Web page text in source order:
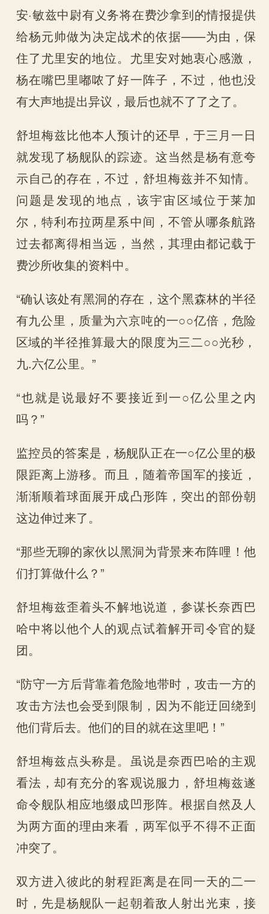
安·敏兹中尉有义务将在费沙拿到的情报提供
给杨元帅做为决定战术的依据——为由，保
住了尤里安的地位。尤里安对她衷心感激，
杨在嘴巴里嘟哝了好一阵子，不过，他也没
有大声地提出异议，最后也就不了了之了。
舒坦梅兹比他本人预计的还早，于三月一日
就发现了杨舰队的踪迹。这当然是杨有意夸
示自己的存在，不过，舒坦梅兹并不知情。
问题是发现的地点，该宇宙区域位于莱加
尔，特利布拉两星系中间，不管从哪条航路
过去都离得相当远，当然，其理由都记载于
费沙所收集的资料中。
“确认该处有黑洞的存在，这个黑森林的半径
有九公里，质量为六京吨的一○○亿倍，危险
区域的半径推算最大的限度为三二○○光秒，
九.六亿公里。”
“也就是说最好不要接近到一○亿公里之内
吗？”
监控员的答案是，杨舰队正在一○亿公里的极
限距离上游移。而且，随着帝国军的接近，
渐渐顺着球面展开成凸形阵，突出的部份朝
这边伸过来了。
“那些无聊的家伙以黑洞为背景来布阵哩！他
们打算做什么？”
舒坦梅兹歪着头不解地说道，参谋长奈西巴
哈中将以他个人的观点试着解开司令官的疑
团。
“防守一方后背靠着危险地带时，攻击一方的
攻击方法也会受到限制，因为不能迂回绕到
他们背后去。他们的目的就在这里吧！”
舒坦梅兹点头称是。虽说是奈西巴哈的主观
看法，却有充分的客观说服力，舒坦梅兹遂
命令舰队相应地缀成凹形阵。根据自然及人
为两方面的理由来看，两军似乎不得不正面
冲突了。
双方进入彼此的射程距离是在同一天的二一
时，先是杨舰队一起朝着敌人射出光束，接